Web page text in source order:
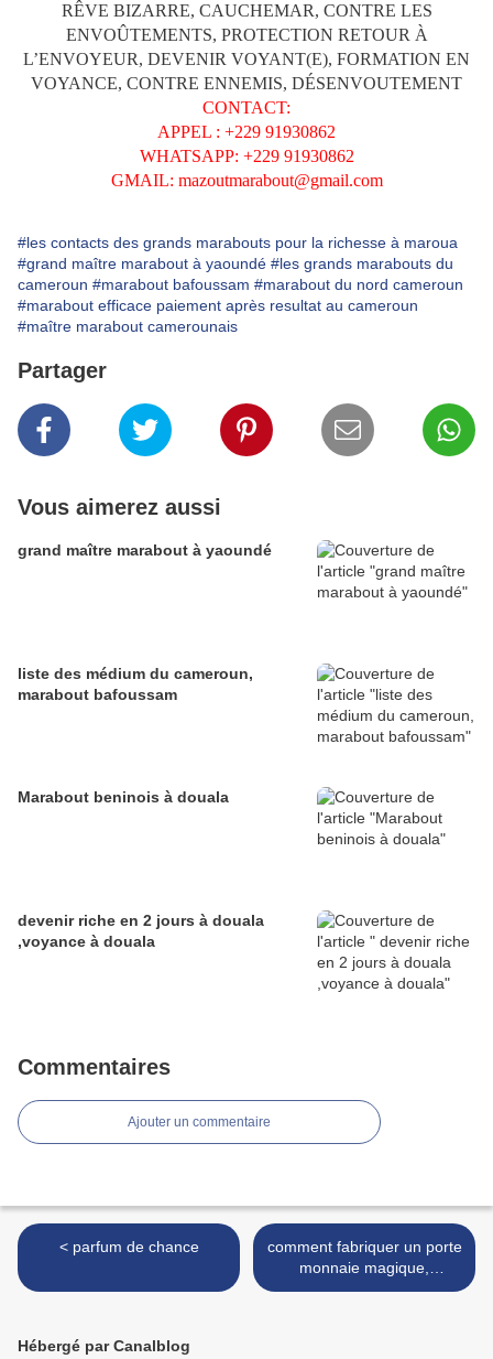
RÊVE BIZARRE, CAUCHEMAR, CONTRE LES
ENVOÛTEMENTS, PROTECTION RETOUR À
L’ENVOYEUR, DEVENIR VOYANT(E), FORMATION EN
VOYANCE, CONTRE ENNEMIS, DÉSENVOUTEMENT
CONTACT:
APPEL : +229 91930862
WHATSAPP: +229 91930862
GMAIL: mazoutmarabout@gmail.com
#les contacts des grands marabouts pour la richesse à maroua
#grand maître marabout à yaoundé #les grands marabouts du
cameroun #marabout bafoussam #marabout du nord cameroun
#marabout efficace paiement après resultat au cameroun
#maître marabout camerounais
Partager
Vous aimerez aussi
grand maître marabout à yaoundé
liste des médium du cameroun,
marabout bafoussam
Marabout beninois à douala
devenir riche en 2 jours à douala
,voyance à douala
Commentaires
Ajouter un commentaire
< parfum de chance
comment fabriquer un porte
monnaie magique,
Portefeuille magique
Hébergé par Canalblog